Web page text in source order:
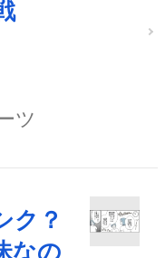
ツ
ク？
なの